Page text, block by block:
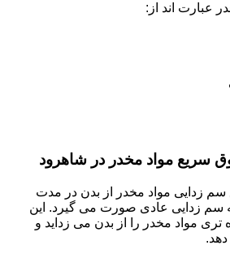
عبارت اند از:
سریع مواد مخدر در شاهرود
زدایی مواد مخدر از بدن در مدت
سم زدایی عادی صورت می گیرد. این
مواد مخدر را از بدن می زداید و